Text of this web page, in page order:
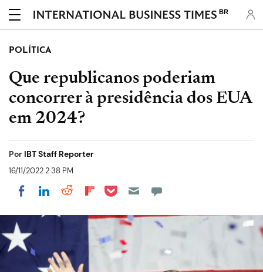
BR
POLÍTICA
Que republicanos poderiam
concorrer à presidência dos EUA
em 2024?
Por IBT Staff Reporter
16/11/2022 2:38 PM
Share on Facebook
Share on LinkedIn
Share on Reddit
Share on Flipboard
Share on Pocket